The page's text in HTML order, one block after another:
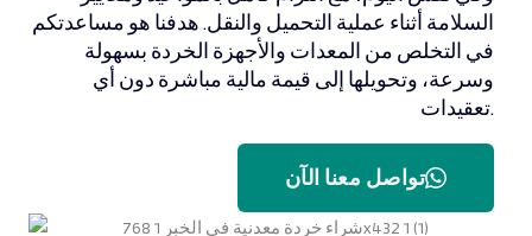
السلامة أثناء عملية التحميل والنقل. هدفنا هو مساعدتكم
في التخلص من المعدات والأجهزة الخردة بسهولة
وسرعة، وتحويلها إلى قيمة مالية مباشرة دون أي
تعقيدات.
تواصل معنا الآن